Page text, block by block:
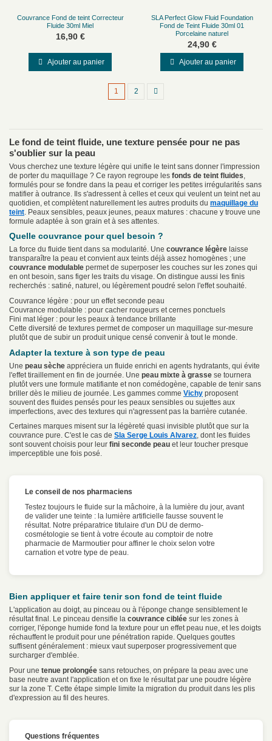
Couvrance Fond de teint Correcteur
Fluide 30ml Miel
16,90 €
Ajouter au panier
SLA Perfect Glow Fluid Foundation
Fond de Teint Fluide 30ml 01
Porcelaine naturel
24,90 €
Ajouter au panier
1 2
Le fond de teint fluide, une texture pensée pour ne pas
s'oublier sur la peau
Vous cherchez une texture légère qui unifie le teint sans donner l'impression
de porter du maquillage ? Ce rayon regroupe les fonds de teint fluides,
formulés pour se fondre dans la peau et corriger les petites irrégularités sans
matifier à outrance. Ils s'adressent à celles et ceux qui veulent un teint net au
quotidien, et complètent naturellement les autres produits du maquillage du
teint. Peaux sensibles, peaux jeunes, peaux matures : chacune y trouve une
formule adaptée à son grain et à ses attentes.
Quelle couvrance pour quel besoin ?
La force du fluide tient dans sa modularité. Une couvrance légère laisse
transparaître la peau et convient aux teints déjà assez homogènes ; une
couvrance modulable permet de superposer les couches sur les zones qui
en ont besoin, sans figer les traits du visage. On distingue aussi les finis
recherchés : satiné, naturel, ou légèrement poudré selon l'effet souhaité.
Couvrance légère : pour un effet seconde peau
Couvrance modulable : pour cacher rougeurs et cernes ponctuels
Fini mat léger : pour les peaux à tendance brillante
Cette diversité de textures permet de composer un maquillage sur-mesure
plutôt que de subir un produit unique censé convenir à tout le monde.
Adapter la texture à son type de peau
Une peau sèche appréciera un fluide enrichi en agents hydratants, qui évite
l'effet tiraillement en fin de journée. Une peau mixte à grasse se tournera
plutôt vers une formule matifiante et non comédogène, capable de tenir sans
briller dès le milieu de journée. Les gammes comme Vichy proposent
souvent des fluides pensés pour les peaux sensibles ou sujettes aux
imperfections, avec des textures qui n'agressent pas la barrière cutanée.
Certaines marques misent sur la légèreté quasi invisible plutôt que sur la
couvrance pure. C'est le cas de Sla Serge Louis Alvarez, dont les fluides
sont souvent choisis pour leur fini seconde peau et leur toucher presque
imperceptible une fois posé.
Le conseil de nos pharmaciens
Testez toujours le fluide sur la mâchoire, à la lumière du jour, avant
de valider une teinte : la lumière artificielle fausse souvent le
résultat. Notre préparatrice titulaire d'un DU de dermo-
cosmétologie se tient à votre écoute au comptoir de notre
pharmacie de Marmoutier pour affiner le choix selon votre
carnation et votre type de peau.
Bien appliquer et faire tenir son fond de teint fluide
L'application au doigt, au pinceau ou à l'éponge change sensiblement le
résultat final. Le pinceau densifie la couvrance ciblée sur les zones à
corriger, l'éponge humide fond la texture pour un effet peau nue, et les doigts
réchauffent le produit pour une pénétration rapide. Quelques gouttes
suffisent généralement : mieux vaut superposer progressivement que
surcharger d'emblée.
Pour une tenue prolongée sans retouches, on prépare la peau avec une
base neutre avant l'application et on fixe le résultat par une poudre légère
sur la zone T. Cette étape simple limite la migration du produit dans les plis
d'expression au fil des heures.
Questions fréquentes